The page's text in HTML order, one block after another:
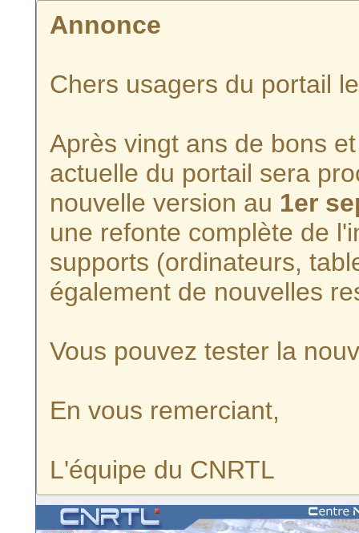
Annonce
Chers usagers du portail
Après vingt ans de bons
actuelle du portail sera
nouvelle version au 1er
une refonte complète de
supports (ordinateurs,
également de nouvelles
Vous pouvez tester la
En vous remerciant,
L'équipe du CNRTL